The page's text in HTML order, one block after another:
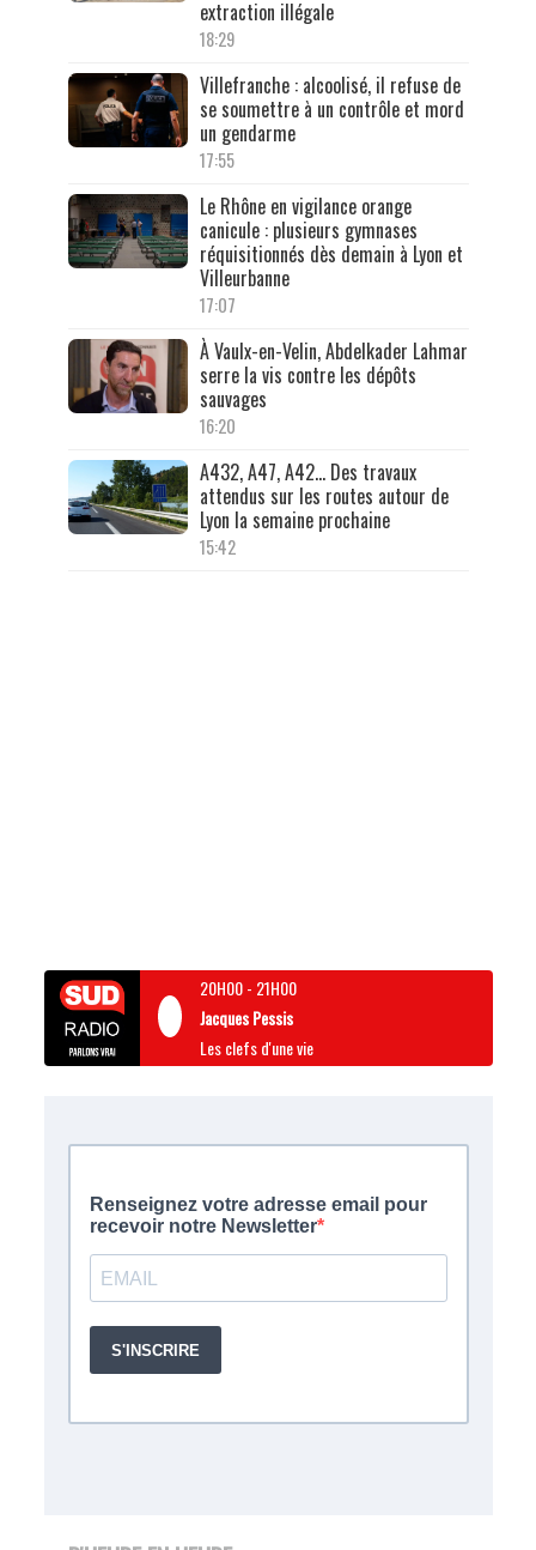
extraction illégale
18:29
Villefranche : alcoolisé, il refuse de
se soumettre à un contrôle et mord
un gendarme
17:55
Le Rhône en vigilance orange
canicule : plusieurs gymnases
réquisitionnés dès demain à Lyon et
Villeurbanne
17:07
À Vaulx-en-Velin, Abdelkader Lahmar
serre la vis contre les dépôts
sauvages
16:20
A432, A47, A42… Des travaux
attendus sur les routes autour de
Lyon la semaine prochaine
15:42
20H00- 21H00
Jacques Pessis
Les clefs d'une vie